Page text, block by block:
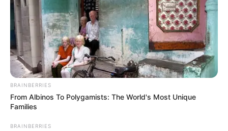
BRAINBERRIES
From Albinos To Polygamists: The World's Most Unique
Families
BRAINBERRIES